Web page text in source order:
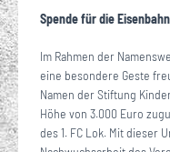
Spende für die
Im Rahmen der
eine besondere Geste
Namen der Stiftung
Höhe von 3.000 Euro
des 1. FC Lok. Mit dieser